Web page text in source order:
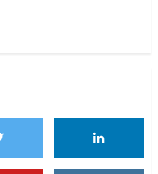
पालख्यांचे उत्साही स्वागत